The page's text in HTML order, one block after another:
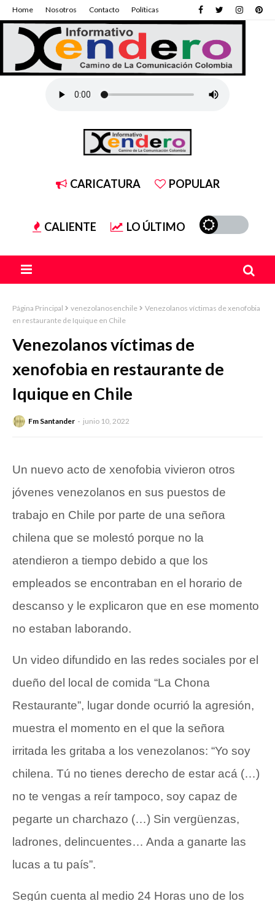
Home Nosotros Contacto Políticas
CARICATURA POPULAR
CALIENTE LO ÚLTIMO
Página Principal venezolanosenchile
Venezolanos víctimas de xenofobia
en restaurante de Iquique en Chile
Venezolanos víctimas de
xenofobia en restaurante de
Iquique en Chile
Fm Santander junio 10, 2022
Un nuevo acto de xenofobia vivieron otros
jóvenes venezolanos en sus puestos de
trabajo en Chile por parte de una señora
chilena que se molestó porque no la
atendieron a tiempo debido a que los
empleados se encontraban en el horario de
descanso y le explicaron que en ese momento
no estaban laborando.
Un video difundido en las redes sociales por el
dueño del local de comida “La Chona
Restaurante”, lugar donde ocurrió la agresión,
muestra el momento en el que la señora
irritada les gritaba a los venezolanos: “Yo soy
chilena. Tú no tienes derecho de estar acá (…)
no te vengas a reír tampoco, soy capaz de
pegarte un charchazo (…) Sin vergüenzas,
ladrones, delincuentes… Anda a ganarte las
lucas a tu país”.
Según cuenta al medio 24 Horas uno de los